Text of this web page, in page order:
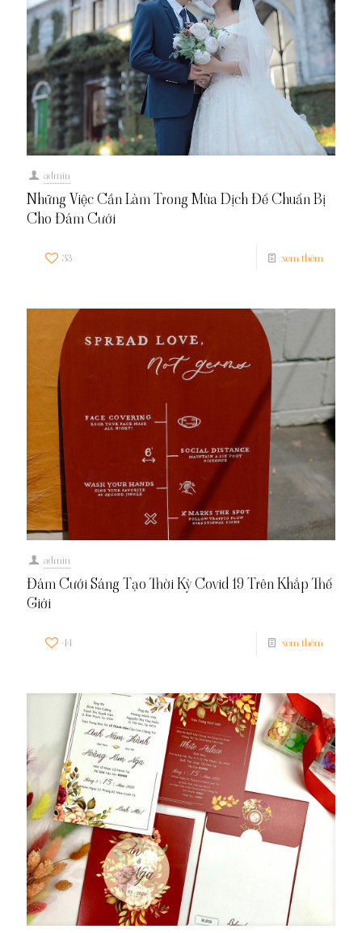
admin
Những Việc Cần Làm Trong Mùa Dịch Để Chuẩn Bị
Cho Đám Cưới
33 xem thêm
admin
Đám Cưới Sáng Tạo Thời Kỳ Covid 19 Trên Khắp Thế
Giới
44 xem thêm